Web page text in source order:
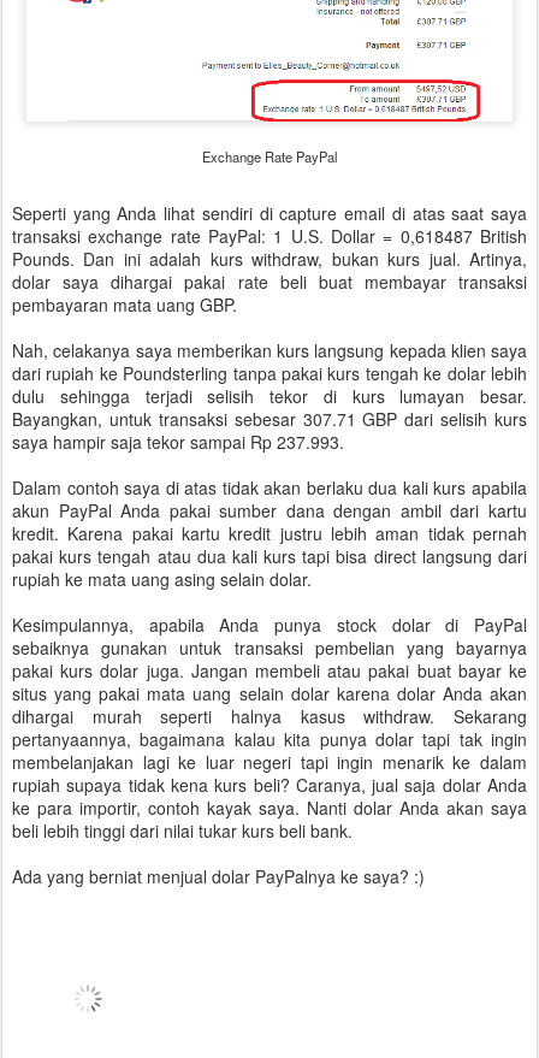
Exchange Rate PayPal
Seperti yang Anda lihat sendiri di capture email di atas saat saya
transaksi exchange rate PayPal: 1 U.S. Dollar = 0,618487 British
Pounds. Dan ini adalah kurs withdraw, bukan kurs jual. Artinya,
dolar saya dihargai pakai rate beli buat membayar transaksi
pembayaran mata uang GBP.
Nah, celakanya saya memberikan kurs langsung kepada klien saya
dari rupiah ke Poundsterling tanpa pakai kurs tengah ke dolar lebih
dulu sehingga terjadi selisih tekor di kurs lumayan besar.
Bayangkan, untuk transaksi sebesar 307.71 GBP dari selisih kurs
saya hampir saja tekor sampai Rp 237.993.
Dalam contoh saya di atas tidak akan berlaku dua kali kurs apabila
akun PayPal Anda pakai sumber dana dengan ambil dari kartu
kredit. Karena pakai kartu kredit justru lebih aman tidak pernah
pakai kurs tengah atau dua kali kurs tapi bisa direct langsung dari
rupiah ke mata uang asing selain dolar.
Kesimpulannya, apabila Anda punya stock dolar di PayPal
sebaiknya gunakan untuk transaksi pembelian yang bayarnya
pakai kurs dolar juga. Jangan membeli atau pakai buat bayar ke
situs yang pakai mata uang selain dolar karena dolar Anda akan
dihargai murah seperti halnya kasus withdraw. Sekarang
pertanyaannya, bagaimana kalau kita punya dolar tapi tak ingin
membelanjakan lagi ke luar negeri tapi ingin menarik ke dalam
rupiah supaya tidak kena kurs beli? Caranya, jual saja dolar Anda
ke para importir, contoh kayak saya. Nanti dolar Anda akan saya
beli lebih tinggi dari nilai tukar kurs beli bank.
Ada yang berniat menjual dolar PayPalnya ke saya? :)